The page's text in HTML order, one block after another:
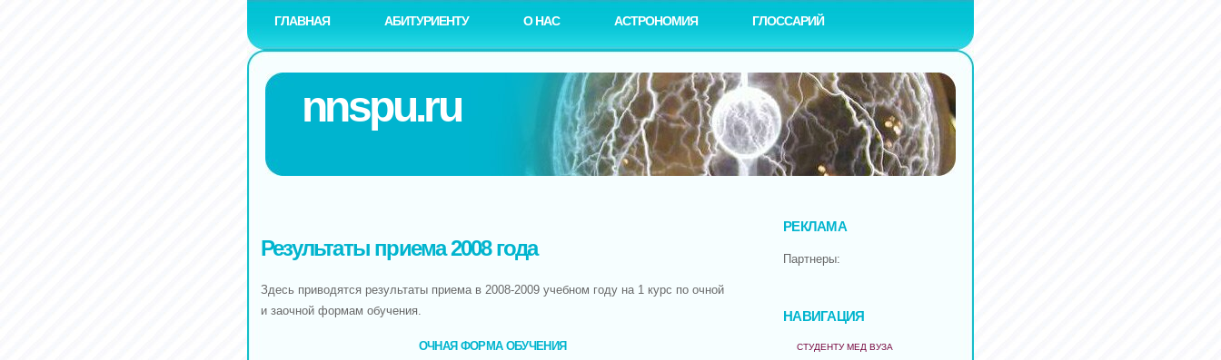
ГЛАВНАЯ АБИТУРИЕНТУ О НАС АСТРОНОМИЯ ГЛОССАРИЙ
nnspu.ru
Результаты приема 2008 года
Здесь приводятся результаты приема в 2008-2009 учебном году на 1 курс по очной
и заочной формам обучения.
ОЧНАЯ ФОРМА ОБУЧЕНИЯ
РЕКЛАМА
Партнеры:
НАВИГАЦИЯ
СТУДЕНТУ МЕД ВУЗА